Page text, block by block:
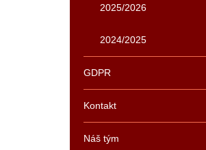
2025/2026
2024/2025
GDPR
Kontakt
Náš tým